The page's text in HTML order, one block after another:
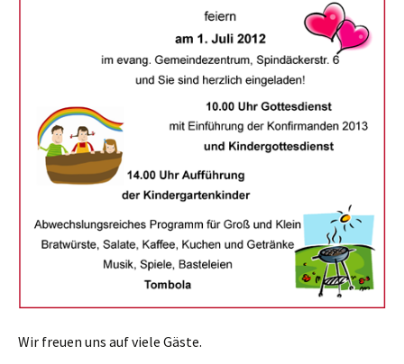
Wir freuen uns auf viele Gäste.